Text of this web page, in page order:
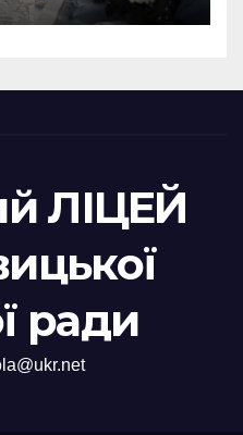
ЛІЦЕЙ
ради